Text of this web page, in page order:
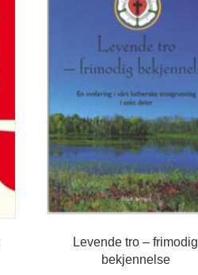
Levende tro – frimodig
bekjennelse